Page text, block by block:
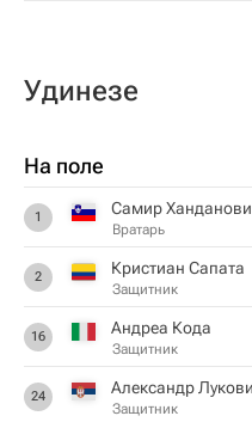
Удинезе
На поле
1 Самир
Вратарь
2 Кристиан Сапата
Защитник
16 Андреа Кода
Защитник
24 Александр
Защитник